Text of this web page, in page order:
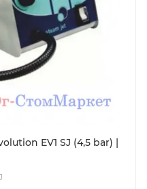
EV1 SJ (4,5 bar) |